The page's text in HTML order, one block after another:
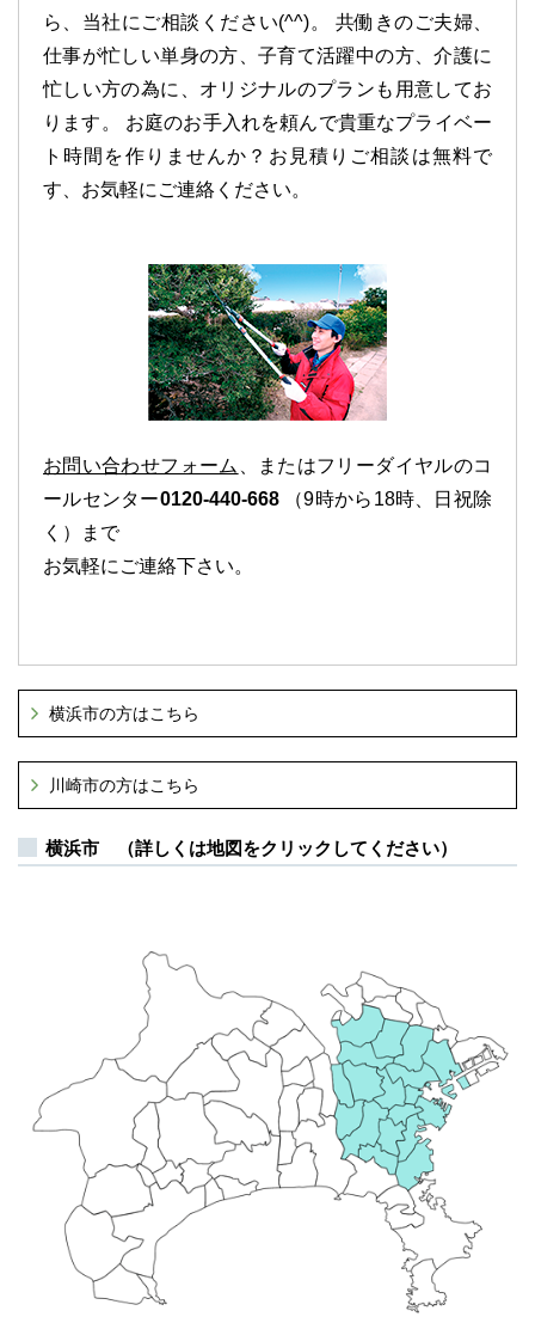
ら、当社にご相談ください(^^)。 共働きのご夫婦、
仕事が忙しい単身の方、子育て活躍中の方、介護に
忙しい方の為に、オリジナルのプランも用意してお
ります。 お庭のお手入れを頼んで貴重なプライベー
ト時間を作りませんか？お見積りご相談は無料で
す、お気軽にご連絡ください。
お問い合わせフォーム
、またはフリーダイヤルのコ
ールセンター0120-440-668（9時から18時、日祝除
く）まで
お気軽にご連絡下さい。
横浜市の方はこちら
川崎市の方はこちら
横浜市 （詳しくは地図をクリックしてください）